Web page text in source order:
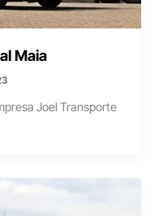
Maia
Joel Transporte